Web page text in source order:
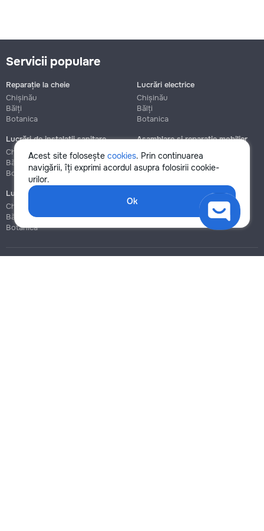
Acest site folosește cookies. Prin continuarea
navigării, îți exprimi acordul asupra folosirii cookie-
urilor.
Ok
Servicii populare
Reparație la cheie
Chișinău
Bălți
Botanica
Lucrări electrice
Chișinău
Bălți
Botanica
Lucrări de instalații sanitare
Chișinău
Bălți
Botanica
Asamblare și reparație mobilier
Chișinău
Botanica
Lucrări de construcție și instalare
Chișinău
Bălți
Botanica